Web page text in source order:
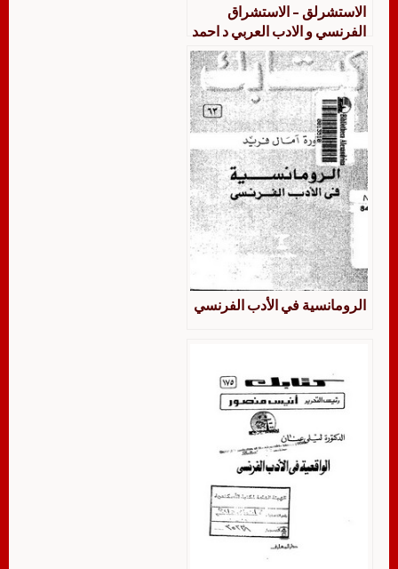
الاستشرلق – الاستشراق
الفرنسي و الادب العربي د احمد
درويش
الرومانسية في الأدب الفرنسي